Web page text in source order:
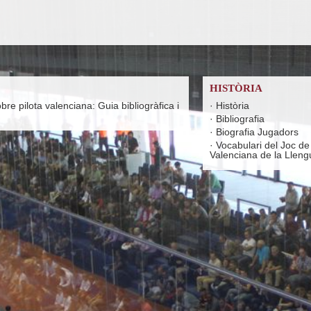
pilota valenciana: Guia bibliogràfica i
HISTÒRIA
· Història
· Bibliografia
· Biografia Jugadors
· Vocabulari del Joc
Valenciana de la